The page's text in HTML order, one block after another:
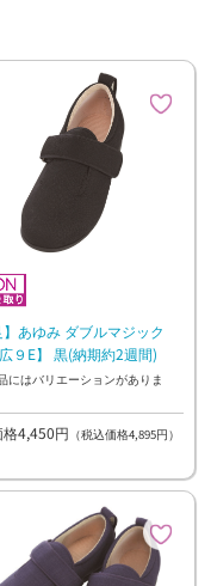
】あゆみ ダブルマジック
９E】 黒(納期約2週間)
にはバリエーションがありま
4,450円 （税込価格4,895円）